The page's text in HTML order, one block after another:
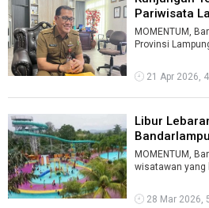
Pariwisata
Seriu ...
MOMENTUM,
Provinsi
kunjungan w ...
21 Apr 2026,
Libur
MOMENTUM,
wisatawan yang
meningkat
28 Mar 2026,